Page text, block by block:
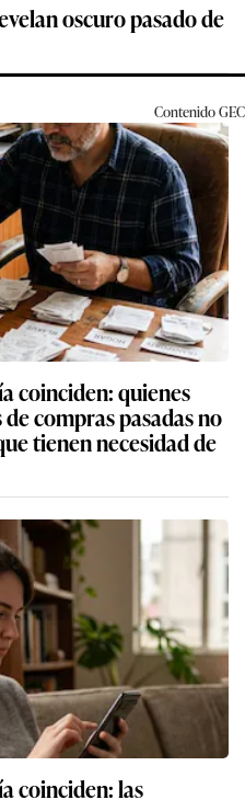
oscuro pasado de
ContenidoGEC
coinciden: quienes
compras pasadas no
tienen necesidad de
coinciden: las